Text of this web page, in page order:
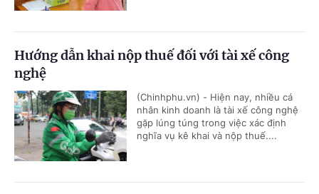
Hướng dẫn khai nộp thuế đối với tài xế công
nghệ
(Chinhphu.vn) - Hiện nay, nhiều cá
nhân kinh doanh là tài xế công nghệ
gặp lúng túng trong việc xác định
nghĩa vụ kê khai và nộp thuế....